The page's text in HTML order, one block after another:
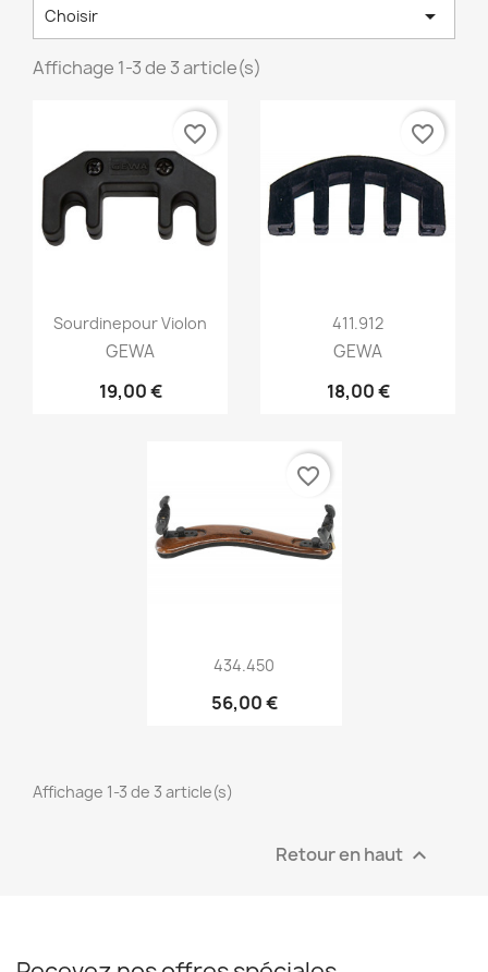
Choisir 
Affichage 1-3 de 3 article(s)
Aperçu rapide
Sourdinepour Violon
GEWA
19,00 €
favorite_border
Aperçu rapide
411.912
GEWA
18,00 €
favorite_border
Aperçu rapide
434.450
56,00 €
favorite_border
Affichage 1-3 de 3 article(s)
Retour en haut 